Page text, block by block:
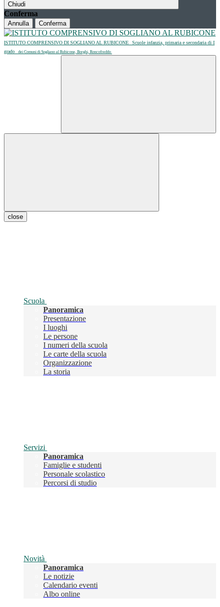
Chiudi
Conferma
Annulla Conferma
ISTITUTO COMPRENSIVO DI SOGLIANO AL RUBICONE
Scuole infanzia, primaria e secondaria di I
grado
dei Comuni di Sogliano al Rubicone, Borghi, Roncofreddo
close
Scuola
Panoramica
Presentazione
I luoghi
Le persone
I numeri della scuola
Le carte della scuola
Organizzazione
La storia
Servizi
Panoramica
Famiglie e studenti
Personale scolastico
Percorsi di studio
Novità
Panoramica
Le notizie
Calendario eventi
Albo online